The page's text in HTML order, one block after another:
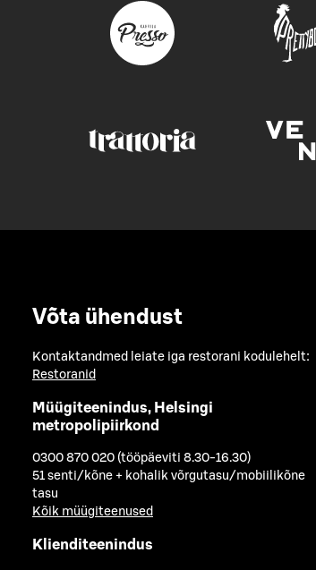
Võta ühendust
Kontaktandmed leiate iga restorani kodulehelt:
Restoranid
Müügiteenindus, Helsingi
metropolipiirkond
0300 870 020 (tööpäeviti 8.30-16.30)
51 senti/kõne + kohalik võrgutasu/mobiilikõne
tasu
Kõik müügiteenused
Klienditeenindus